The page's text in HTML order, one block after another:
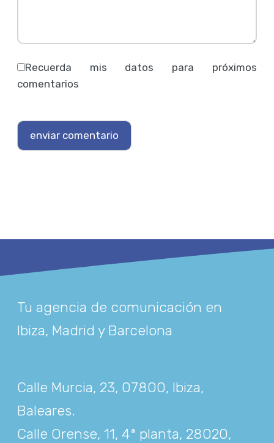
Recuerda mis datos para próximos
comentarios
Tu agencia de comunicación en
Ibiza, Madrid y Barcelona
Calle Murcia, 23, 07800, Ibiza,
Baleares.
Calle Orense, 11, 4ª planta, 28020,